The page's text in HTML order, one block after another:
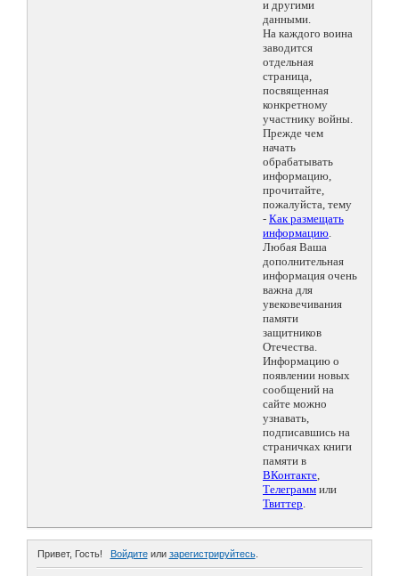
и другими
данными.
На каждого воина
заводится
отдельная
страница,
посвященная
конкретному
участнику войны.
Прежде чем
начать
обрабатывать
информацию,
прочитайте,
пожалуйста, тему
- Как размещать
информацию.
Любая Ваша
дополнительная
информация очень
важна для
увековечивания
памяти
защитников
Отечества.
Информацию о
появлении новых
сообщений на
сайте можно
узнавать,
подписавшись на
страничках книги
памяти в
ВКонтакте,
Телеграмм или
Твиттер.
Привет, Гость! Войдитеили зарегистрируйтесь.